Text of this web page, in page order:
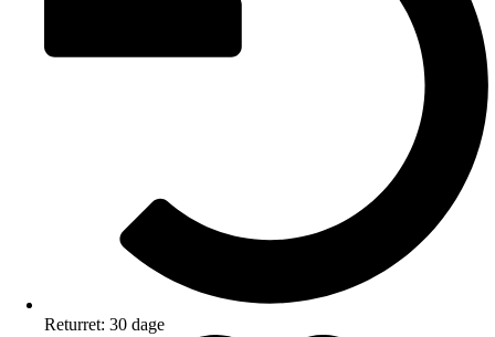
Returret: 30 dage